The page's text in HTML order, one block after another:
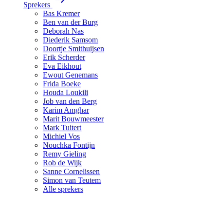
Sprekers
Bas Kremer
Ben van der Burg
Deborah Nas
Diederik Samsom
Doortje Smithuijsen
Erik Scherder
Eva Eikhout
Ewout Genemans
Frida Boeke
Houda Loukili
Job van den Berg
Karim Amghar
Marit Bouwmeester
Mark Tuitert
Michiel Vos
Nouchka Fontijn
Remy Gieling
Rob de Wijk
Sanne Cornelissen
Simon van Teutem
Alle sprekers